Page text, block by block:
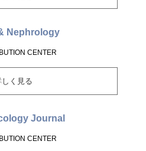
Nephrology
CENTER
しく見る
Journal
CENTER